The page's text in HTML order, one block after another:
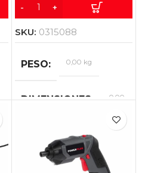
SKU: 0315088
PESO 0,00 kg
DIMENSIONES
0,00
0,00